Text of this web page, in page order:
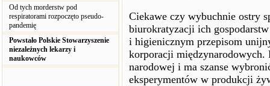
Od tych morderstw pod
respiratorami rozpoczęto pseudo-
pandemię
Powstało Polskie Stowarzyszenie
niezależnych lekarzy i
naukowców
Ciekawe czy wybuchnie ostry
biurokratyzacji ich
i higienicznym przepisom
korporacji międzynarodowych.
narodowej i ma szanse
eksperymentów w produkcji